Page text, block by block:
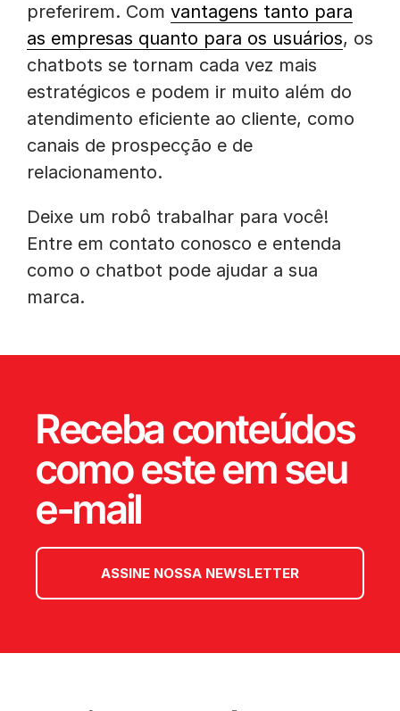
preferirem. Com vantagens tanto para
as empresas quanto para os usuários, os
chatbots se tornam cada vez mais
estratégicos e podem ir muito além do
atendimento eficiente ao cliente, como
canais de prospecção e de
relacionamento.
Deixe um robô trabalhar para você!
Entre em contato conosco e entenda
como o chatbot pode ajudar a sua
marca.
Receba conteúdos
como este em seu
e-mail
ASSINE NOSSA NEWSLETTER